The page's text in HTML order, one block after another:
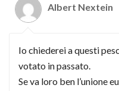
Albert Nextein
Io chiederei a questi
votato in passato.
Se va loro ben l’unione